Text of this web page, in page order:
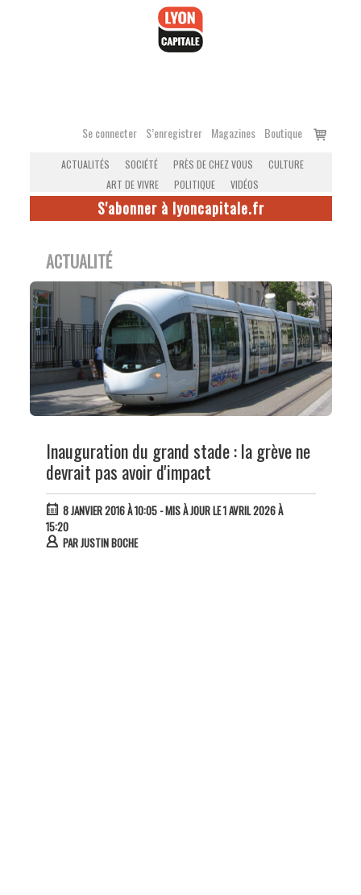
Se connecter S’enregistrer Magazines Boutique
Voir
ACTUALITÉS SOCIÉTÉ PRÈS DE CHEZ VOUS
CULTURE
ART DE VIVRE
POLITIQUE VIDÉOS
S'abonner à lyoncapitale.fr
ACTUALITÉ
Inauguration du grand stade : la grève ne
devrait pas avoir d'impact
8 JANVIER 2016 À 10:05- MIS À JOUR LE 1 AVRIL 2026 À
15:20
PARJUSTIN BOCHE